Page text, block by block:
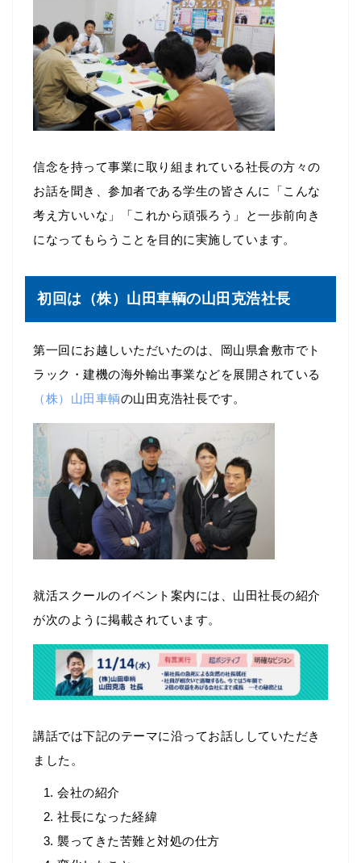
信念を持って事業に取り組まれている社長の方々の
お話を聞き、参加者である学生の皆さんに「こんな
考え方いいな」「これから頑張ろう」と一歩前向き
になってもらうことを目的に実施しています。
初回は（株）山田車輌の山田克浩社長
第一回にお越しいただいたのは、岡山県倉敷市でト
ラック・建機の海外輸出事業などを展開されている
（株）山田車輌の山田克浩社長です。
就活スクールのイベント案内には、山田社長の紹介
が次のように掲載されています。
講話では下記のテーマに沿ってお話ししていただき
ました。
会社の紹介
社長になった経緯
襲ってきた苦難と対処の仕方